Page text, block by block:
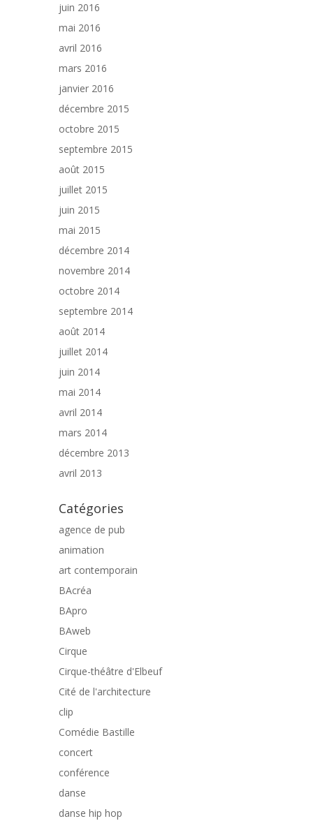
juin 2016
mai 2016
avril 2016
mars 2016
janvier 2016
décembre 2015
octobre 2015
septembre 2015
août 2015
juillet 2015
juin 2015
mai 2015
décembre 2014
novembre 2014
octobre 2014
septembre 2014
août 2014
juillet 2014
juin 2014
mai 2014
avril 2014
mars 2014
décembre 2013
avril 2013
Catégories
agence de pub
animation
art contemporain
BAcréa
BApro
BAweb
Cirque
Cirque-théâtre d'Elbeuf
Cité de l'architecture
clip
Comédie Bastille
concert
conférence
danse
danse hip hop